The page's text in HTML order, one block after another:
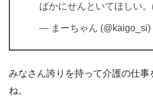
ばかにせんといてほしい。
— まーちゃん (@kaigo_si)
みなさん誇りを持って介護の仕事
ね。